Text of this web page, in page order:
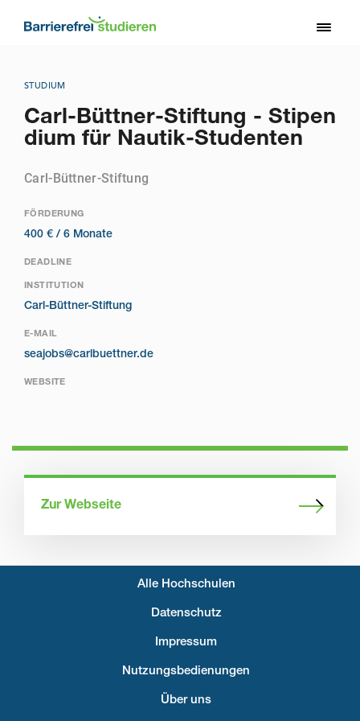
STUDIUM
Carl-Büttner-Stiftung - Stipen
dium für Nautik-Studenten
Carl-Büttner-Stiftung
FÖRDERUNG
400 € / 6 Monate
DEADLINE
INSTITUTION
Carl-Büttner-Stiftung
E-MAIL
seajobs@carlbuettner.de
WEBSITE
Zur Webseite
Fußzeilenmenü
Alle Hochschulen
Datenschutz
Impressum
Nutzungsbedienungen
Über uns